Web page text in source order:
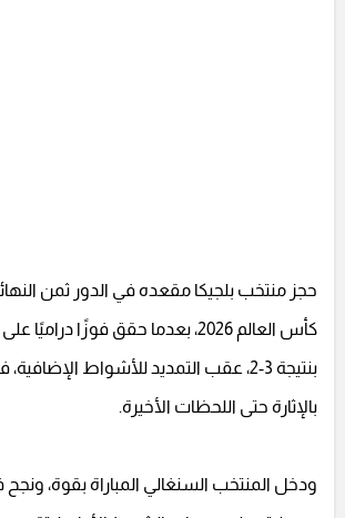
حجز منتخب بلجيكا مقعده في الدور ثمن
كأس العالم 2026، بعدما حقق فوزًا
بنتيجة 3-2، عقب التمديد للأشواط
بالإثارة حتى اللحظات الأخيرة.
ودخل المنتخب السنغالي المباراة بقوة،